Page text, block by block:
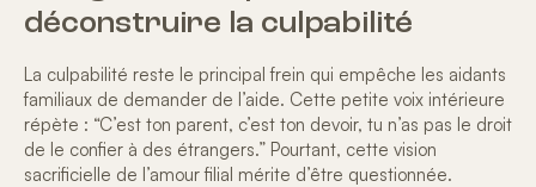
déconstruire la culpabilité
La culpabilité reste le principal frein qui empêche les aidants
familiaux de demander de l’aide. Cette petite voix intérieure
répète : “C’est ton parent, c’est ton devoir, tu n’as pas le droit
de le confier à des étrangers.” Pourtant, cette vision
sacrificielle de l’amour filial mérite d’être questionnée.